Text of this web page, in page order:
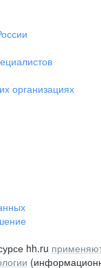
организациях
hh.ru